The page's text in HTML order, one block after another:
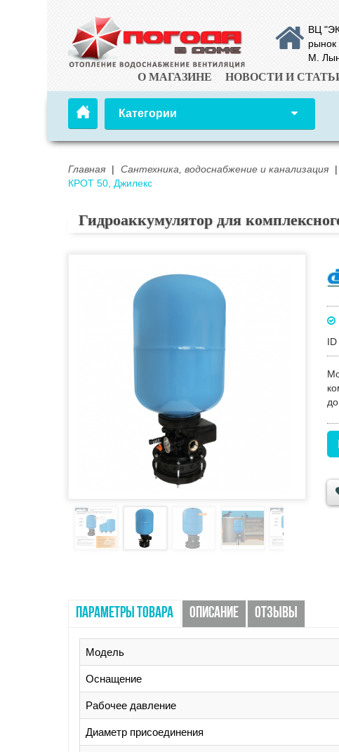
ВЦ
М.
О МАГАЗИНЕ НОВОСТИ И
Категории
Главная | Сантехника, водоснабжение и канализация |
КРОТ 50, Джилекс
Гидроаккумулятор для
ID
ПАРАМЕТРЫ ТОВАРА ОПИСАНИЕ ОТЗЫВЫ
Модель
Оснащение
Рабочее давление
Диаметр присоединения